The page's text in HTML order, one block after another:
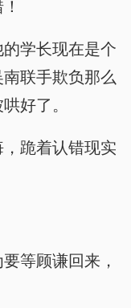
学长现在是个
联手欺负那么
好了。
跪着认错现实
等顾谦回来，